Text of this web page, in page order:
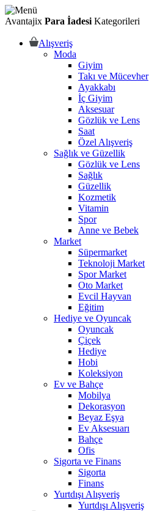
Avantajix Para İadesi Kategorileri
Alışveriş
Moda
Giyim
Takı ve Mücevher
Ayakkabı
İç Giyim
Aksesuar
Gözlük ve Lens
Saat
Özel Alışveriş
Sağlık ve Güzellik
Gözlük ve Lens
Sağlık
Güzellik
Kozmetik
Vitamin
Spor
Anne ve Bebek
Market
Süpermarket
Teknoloji Market
Spor Market
Oto Market
Evcil Hayvan
Eğitim
Hediye ve Oyuncak
Oyuncak
Çiçek
Hediye
Hobi
Koleksiyon
Ev ve Bahçe
Mobilya
Dekorasyon
Beyaz Eşya
Ev Aksesuarı
Bahçe
Ofis
Sigorta ve Finans
Sigorta
Finans
Yurtdışı Alışveriş
Yurtdışı Alışveriş